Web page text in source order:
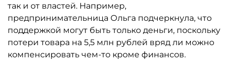
так и от властей. Например,
предпринимательница Ольга подчеркнула, что
поддержкой могут быть только деньги, поскольку
потери товара на 5,5 млн рублей вряд ли можно
компенсировать чем-то кроме финансов.